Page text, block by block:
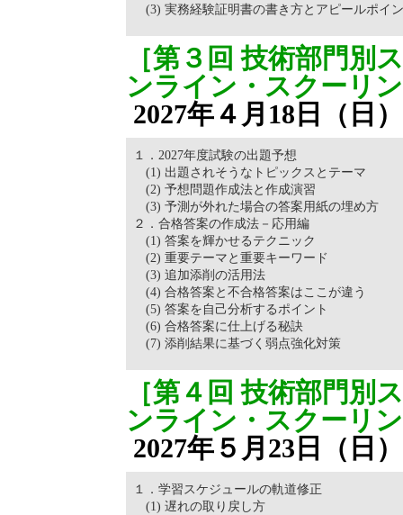
(3) 実務経験証明書の書き方とアピールポイ
［第３回 技術部門別
ンライン・スクーリ
2027年４月18日（日）
１．2027年度試験の出題予想
(1) 出題されそうなトピックスとテーマ
(2) 予想問題作成法と作成演習
(3) 予測が外れた場合の答案用紙の埋め方
２．合格答案の作成法－応用編
(1) 答案を輝かせるテクニック
(2) 重要テーマと重要キーワード
(3) 追加添削の活用法
(4) 合格答案と不合格答案はここが違う
(5) 答案を自己分析するポイント
(6) 合格答案に仕上げる秘訣
(7) 添削結果に基づく弱点強化対策
［第４回 技術部門別
ンライン・スクーリ
2027年５月23日（日）
１．学習スケジュールの軌道修正
(1) 遅れの取り戻し方